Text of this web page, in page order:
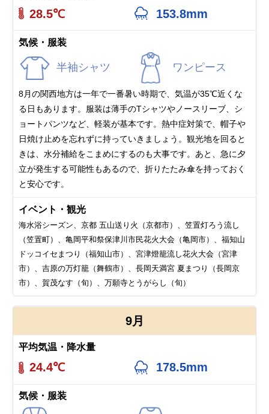
28.5℃ 153.8mm
気候・服装
半袖シャツ ワンピース
8月の関西地方は一年で一番暑い時期で、気温が35℃近くな
る日もあります。服装は薄手のTシャツやノースリーブ、シ
ョートパンツなど、軽装が基本です。熱中症対策で、帽子や
日焼け止めを忘れずに持っていきましょう。観光地を回ると
きは、水分補給をこまめにするのも大事です。あと、急に夕
立が発生する可能性もあるので、折りたたみ傘を持っておく
と安心です。
イベント・観光
海水浴シーズン、京都 五山送り火（京都市）、笠置灯ろう流し
（笠置町）、亀岡平和祭保津川市民花火大会（亀岡市）、福知山
ドッコイセまつり（福知山市）、宮津燈籠流し花火大会（宮津
市）、吉原の万灯籠（舞鶴市）、長岡天満宮 夏まつり（長岡京
市）、賀茂なす（旬）、万願寺とうがらし（旬）
9月
平均気温・降水量
24.4℃ 178.5mm
気候・服装